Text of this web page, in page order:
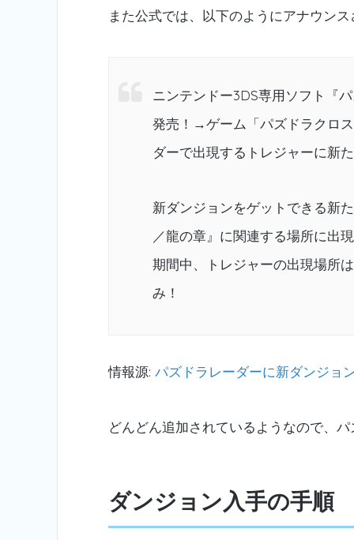
また公式では、以下のようにアナウン
ニンテンドー3DS専用ソフト『
発売！→ゲーム「パズドラクロ
ダーで出現するトレジャーに新
新ダンジョンをゲットできる新
／龍の章』に関連する場所に出
期間中、トレジャーの出現場所
み！
情報源: パズドラレーダーに新ダンジョ
どんどん追加されているようなので、
ダンジョン入手の手順